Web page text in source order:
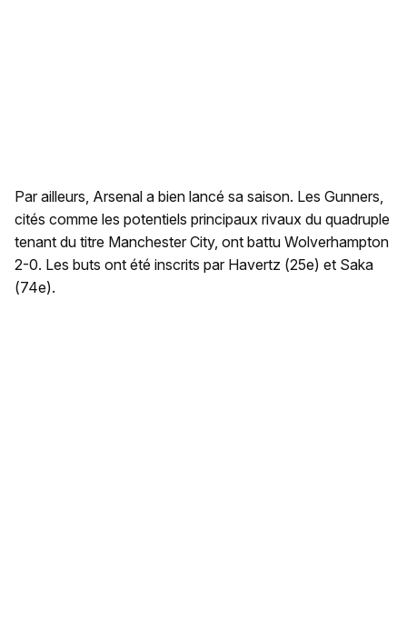
Par ailleurs, Arsenal a bien lancé sa saison. Les Gunners,
cités comme les potentiels principaux rivaux du quadruple
tenant du titre Manchester City, ont battu Wolverhampton
2-0. Les buts ont été inscrits par Havertz (25e) et Saka
(74e).